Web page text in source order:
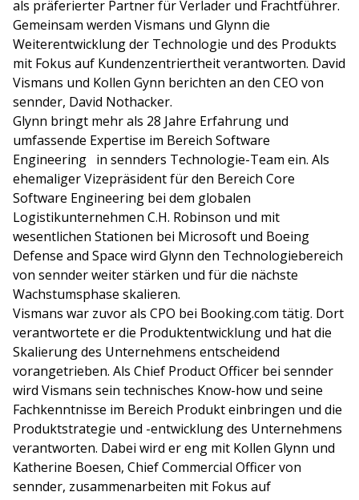
als präferierter Partner für Verlader und Frachtführer.
Gemeinsam werden Vismans und Glynn die
Weiterentwicklung der Technologie und des Produkts
mit Fokus auf Kundenzentriertheit verantworten. David
Vismans und Kollen Gynn berichten an den CEO von
sennder, David Nothacker.
Glynn bringt mehr als 28 Jahre Erfahrung und
umfassende Expertise im Bereich Software
Engineering in sennders Technologie-Team ein. Als
ehemaliger Vizepräsident für den Bereich Core
Software Engineering bei dem globalen
Logistikunternehmen C.H. Robinson und mit
wesentlichen Stationen bei Microsoft und Boeing
Defense and Space wird Glynn den Technologiebereich
von sennder weiter stärken und für die nächste
Wachstumsphase skalieren.
Vismans war zuvor als CPO bei Booking.com tätig. Dort
verantwortete er die Produktentwicklung und hat die
Skalierung des Unternehmens entscheidend
vorangetrieben. Als Chief Product Officer bei sennder
wird Vismans sein technisches Know-how und seine
Fachkenntnisse im Bereich Produkt einbringen und die
Produktstrategie und -entwicklung des Unternehmens
verantworten. Dabei wird er eng mit Kollen Glynn und
Katherine Boesen, Chief Commercial Officer von
sennder, zusammenarbeiten mit Fokus auf